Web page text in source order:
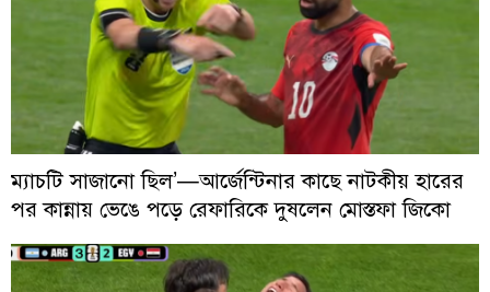
ম্যাচটি সাজানো ছিল’—আর্জেন্টিনার কাছে নাটকীয় হারের
পর কান্নায় ভেঙে পড়ে রেফারিকে দুষলেন মোস্তফা জিকো